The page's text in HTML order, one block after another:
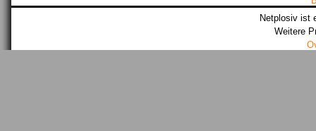
Netplosiv ist
Weitere